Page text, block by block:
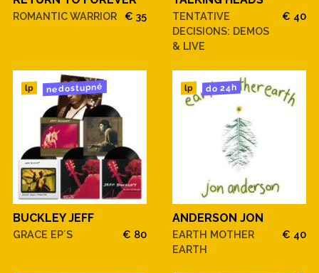
ROMANTIC WARRIOR € 35
TENTATIVE
DECISIONS: DEMOS
& LIVE
€ 40
lp nedostupné
BUCKLEY JEFF
GRACE EP´S € 80
lp do 24h
ANDERSON JON
EARTH MOTHER
EARTH
€ 40